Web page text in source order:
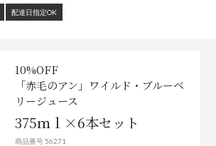
配達日指定OK
10%OFF
「赤毛のアン」ワイルド・ブルーベ
リージュース
375ｍｌ×6本セット
商品番号 56271